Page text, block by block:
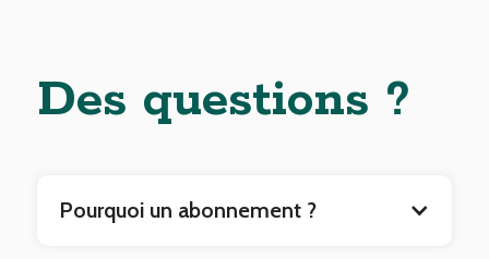
Des questions ?
Pourquoi un abonnement ?